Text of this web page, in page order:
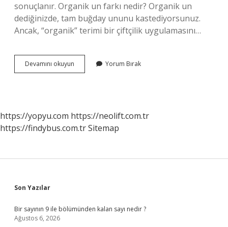
sonuçlanır. Organik un farkı nedir? Organik un
dediğinizde, tam buğday ununu kastediyorsunuz.
Ancak, “organik” terimi bir çiftçilik uygulamasını…
Devamını okuyun Organik
Un
Yorum Bırak
https://yopyu.com https://neolift.com.tr
https://findybus.com.trSitemap
Sidebar
Son Yazılar
Bir sayının 9 ile bölümünden kalan sayı nedir ?
Ağustos 6, 2026